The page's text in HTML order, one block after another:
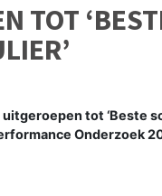
TOT
uitgeroepen tot ‘Beste
Onderzoek